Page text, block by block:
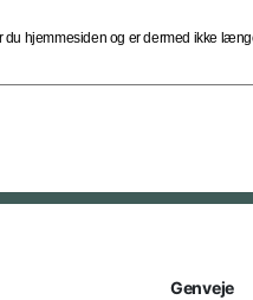
hjemmesiden og er dermed ikke
Genveje